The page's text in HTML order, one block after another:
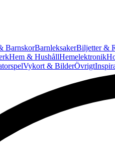
BarnskorBarnleksakerBiljetter &
Hem & HushållHemelektronik
Vykort & BilderÖvrigt